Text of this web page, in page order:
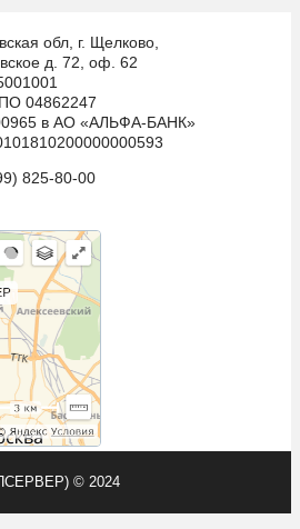
обл, г. Щелково,
д. 72, оф. 62
04862247
в АО «АЛЬФА-БАНК»
825-80-00
© 2024